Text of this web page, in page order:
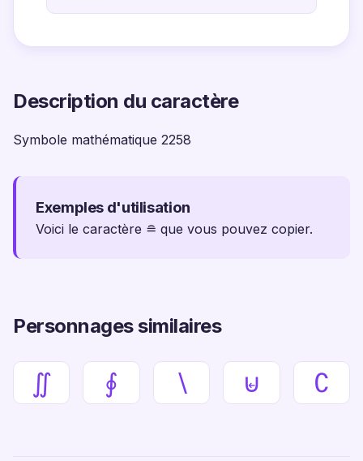
Description du caractère
Symbole mathématique 2258
Exemples d'utilisation
Voici le caractère ≘ que vous pouvez copier.
Personnages similaires
∬ ∮ ∖ ⊌ ∁